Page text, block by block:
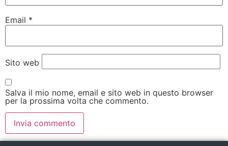
Email *
Sito web
Salva il mio nome, email e sito web in questo browser
per la prossima volta che commento.